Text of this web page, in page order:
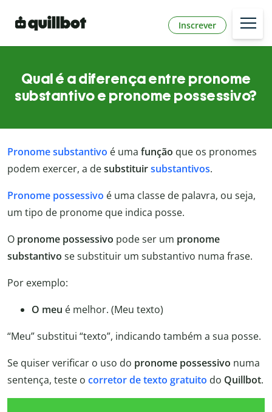
Inscrever
Qual é a diferença entre pronome
substantivo e pronome possessivo?
Pronome substantivo é uma função que os pronomes
podem exercer, a desubstituirsubstantivos.
Pronome possessivo é uma classe de palavra, ou seja,
um tipo de pronome que indica posse.
O pronome possessivo pode ser um pronome
substantivo se substituir um substantivo numa frase.
Por exemplo:
O meu é melhor. (Meu texto)
“Meu” substitui “texto”, indicando também a sua posse.
Se quiser verificar o uso do pronome possessivo numa
sentença, teste o corretor de texto gratuito do Quillbot.